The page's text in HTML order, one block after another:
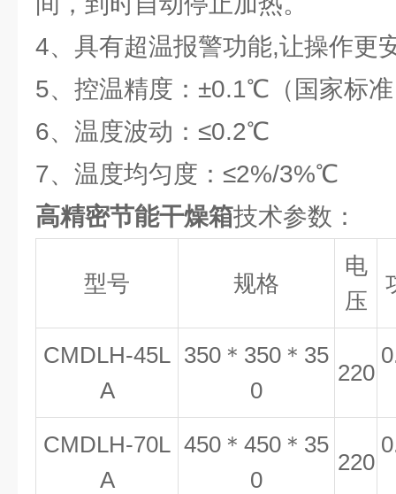
4、具有超温报警功能,让操作更
5、控温精度：±0.1℃（国家标
6、温度波动：≤0.2℃
7、温度均匀度：≤2%/3%℃
高精密节能干燥箱技术参数：
型号 规格
电
压
CMDLH-45L
A
350＊350＊35
0
220
CMDLH-70L
A
450＊450＊35
0
220